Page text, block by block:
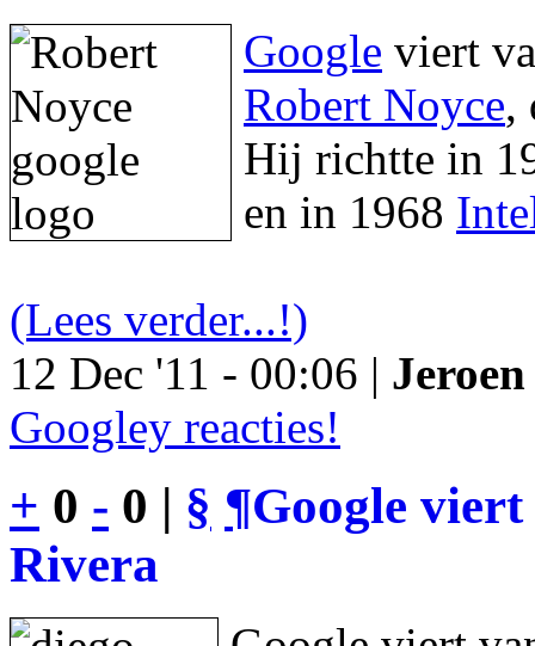
Google viert
Robert Noyce,
Hij richtte in
en in 1968
(Lees verder...!)
12 Dec '11 - 00:06 |
Googley reacties!
+ 0 - 0 | § ¶Google
Rivera